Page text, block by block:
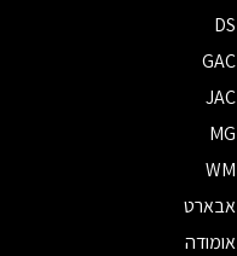
DS
GAC
JAC
MG
WM
אבארט
אומודה